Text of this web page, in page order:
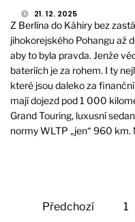
21. 12. 2025
Z Berlína do Káhiry bez
jihokorejského Pohangu až
aby to byla pravda. Jenže
bateriích je za rohem. I ty
které jsou daleko za
mají dojezd pod 1 000
Grand Touring, luxusní
normy WLTP „jen“ 960 km.
příspěvků
Předchozí 1